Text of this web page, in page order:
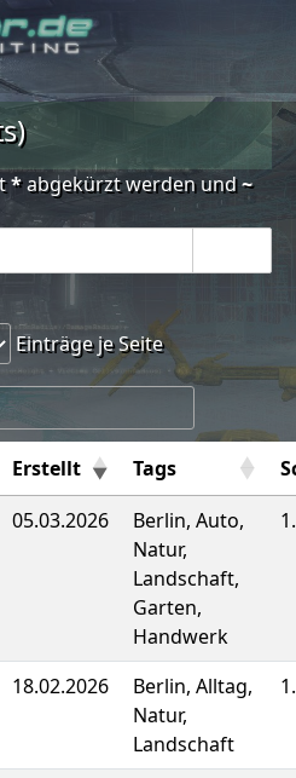
*abgekürzt werden und~
Einträge je Seite
Erstellt Tags
05.03.2026
Berlin, Auto,
Natur,
Landschaft,
Garten,
Handwerk
18.02.2026
Berlin, Alltag,
Natur,
Landschaft